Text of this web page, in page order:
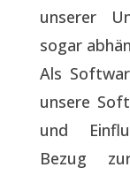
unserer
sogar
Als
unsere
und
Bezug